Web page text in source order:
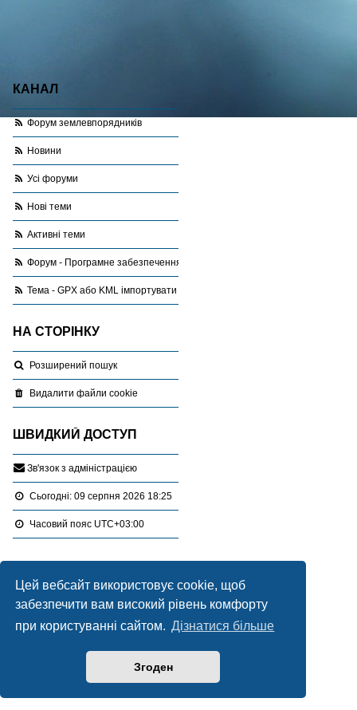
Цей вебсайт використовує cookie, щоб
забезпечити вам високий рівень комфорту
при користуванні сайтом. Дізнатися більше
Згоден
КАНАЛ
Форум землевпорядників
Новини
Усі форуми
Нові теми
Активні теми
Форум - Програмне забезпечення
Тема - GPX або KML імпортувати в Автокад. Як?
НА СТОРІНКУ
Розширений пошук
Видалити файли cookie
ШВИДКИЙ ДОСТУП
Зв'язок з адміністрацією
Сьогодні: 09 серпня 2026 18:25
Часовий пояс UTC+03:00
Програмне забезпечення
Працює наphpBB® Forum Software © phpBB Limited
LONER
Конфіденційність|Умови